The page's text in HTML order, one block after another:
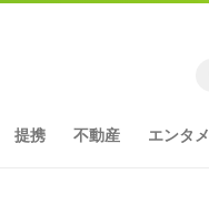
提携 不動産 エンタメ